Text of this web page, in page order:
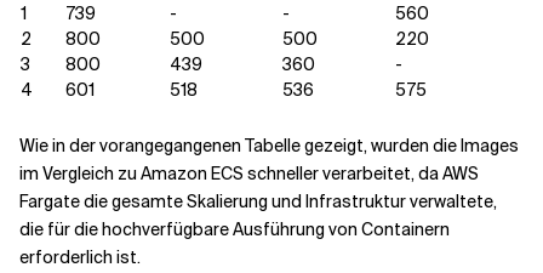
1
739 - -
560
2
800 500 500
220
3
800 439 360
-
4
601 518 536 575
Wie in der vorangegangenen Tabelle gezeigt, wurden die Images
im Vergleich zu Amazon ECS schneller verarbeitet, da AWS
Fargate die gesamte Skalierung und Infrastruktur verwaltete,
die für die hochverfügbare Ausführung von Containern
erforderlich ist.